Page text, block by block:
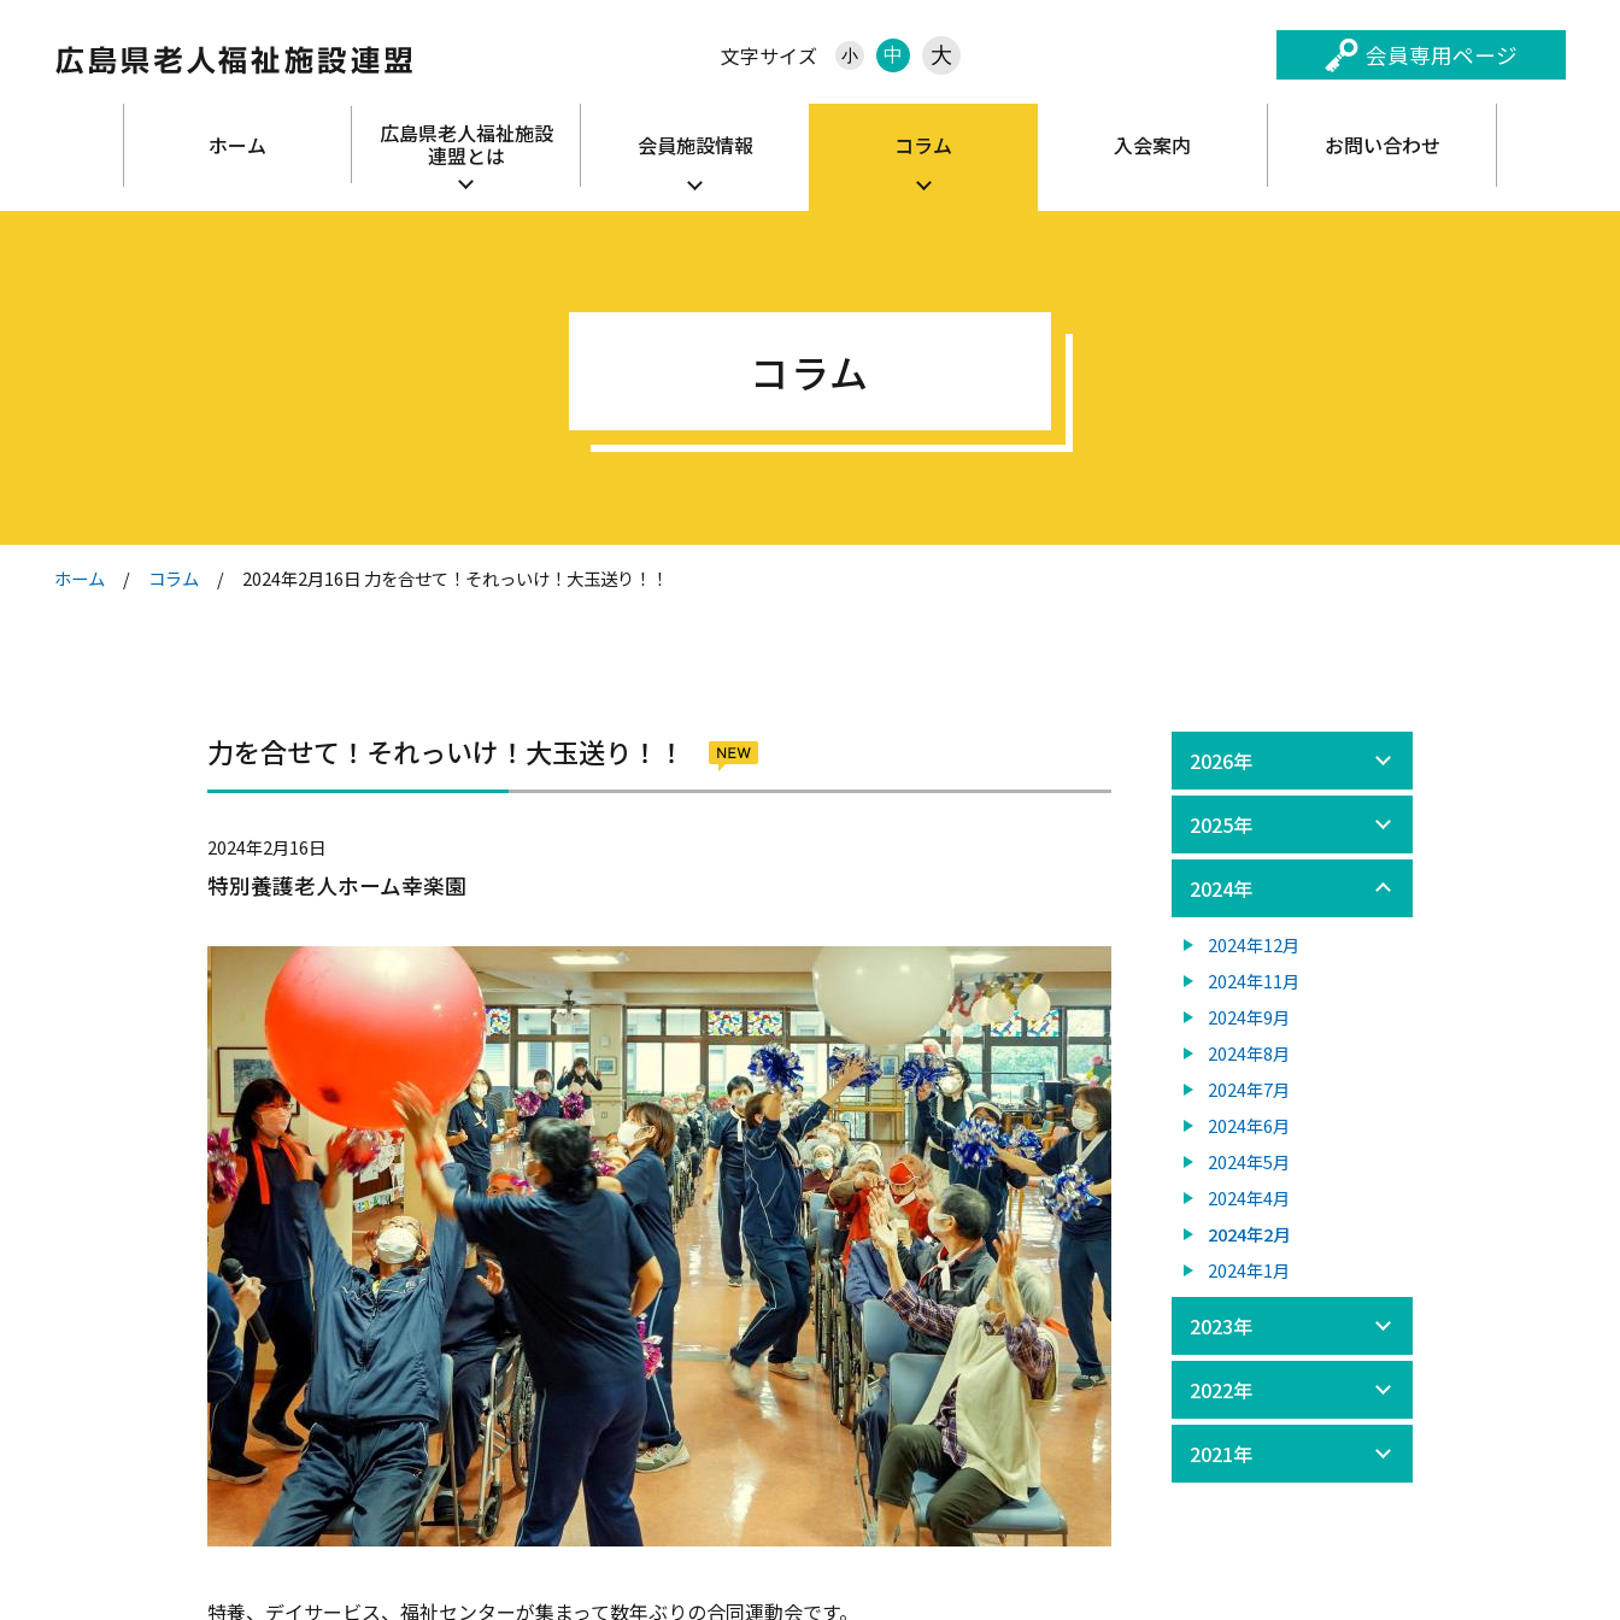
文字サイズ 小 中 大 会員専用ページ
ホーム 広島県老人福祉施設
連盟とは 会員施設情報 コラム 入会案内 お問い合わせ
コラム
ホーム コラム 2024年2月16日 力を合せて！それっいけ！大玉送り！！
力を合せて！それっいけ！大玉送り！！
2024年2月16日
特別養護老人ホーム幸楽園
特養、デイサービス、福祉センターが集まって数年ぶりの合同運動会です。
2026年
2025年
2024年
2024年12月
2024年11月
2024年9月
2024年8月
2024年7月
2024年6月
2024年5月
2024年4月
2024年2月
2024年1月
2023年
2022年
2021年